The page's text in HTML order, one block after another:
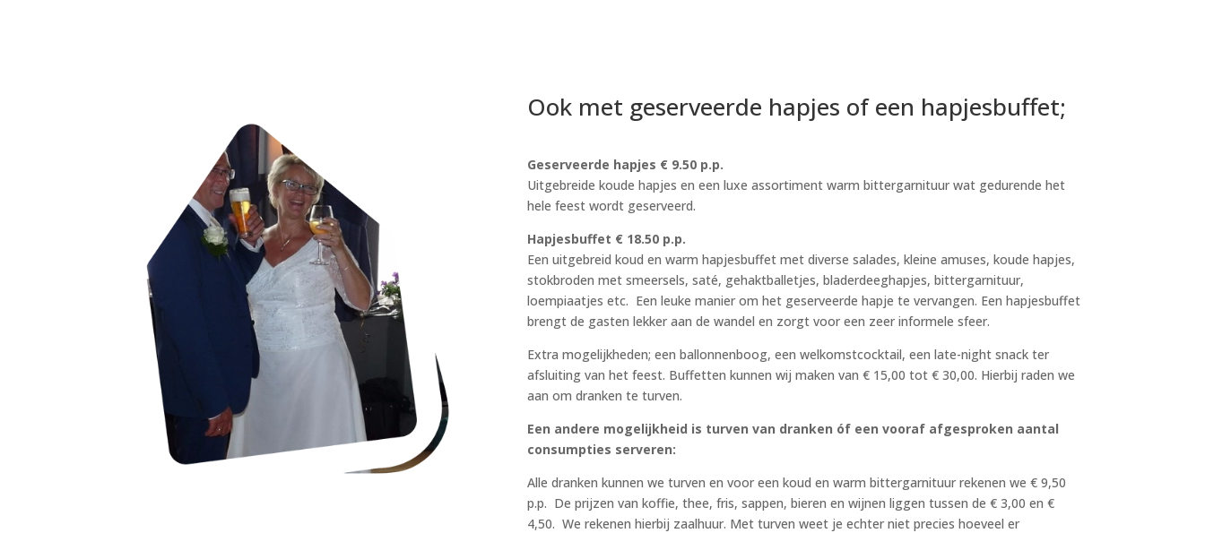
Ook met geserveerde hapjes of een hapjesbuffet;
Geserveerde hapjes € 9.50 p.p.
Uitgebreide koude hapjes en een luxe assortiment warm bittergarnituur wat gedurende het
hele feest wordt geserveerd.
Hapjesbuffet € 18.50 p.p.
Een uitgebreid koud en warm hapjesbuffet met diverse salades, kleine amuses, koude hapjes,
stokbroden met smeersels, saté, gehaktballetjes, bladerdeeghapjes, bittergarnituur,
loempiaatjes etc. Een leuke manier om het geserveerde hapje te vervangen. Een hapjesbuffet
brengt de gasten lekker aan de wandel en zorgt voor een zeer informele sfeer.
Extra mogelijkheden; een ballonnenboog, een welkomstcocktail, een late-night snack ter
afsluiting van het feest. Buffetten kunnen wij maken van € 15,00 tot € 30,00. Hierbij raden we
aan om dranken te turven.
Een andere mogelijkheid is turven van dranken óf een vooraf afgesproken aantal
consumpties serveren:
Alle dranken kunnen we turven en voor een koud en warm bittergarnituur rekenen we € 9,50
p.p. De prijzen van koffie, thee, fris, sappen, bieren en wijnen liggen tussen de € 3,00 en €
4,50. We rekenen hierbij zaalhuur. Met turven weet je echter niet precies hoeveel er